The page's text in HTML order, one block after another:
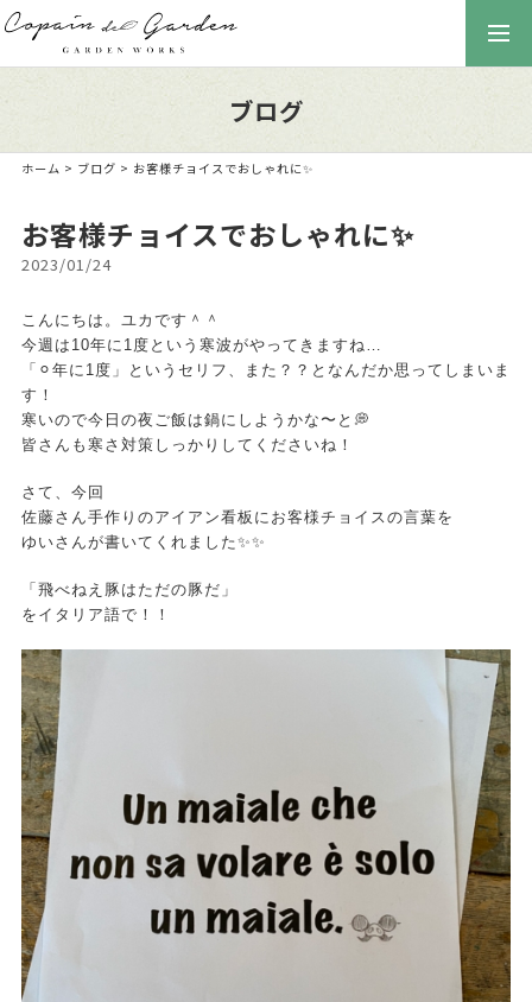
ブログ
ホーム > ブログ > お客様チョイスでおしゃれに✨
お客様チョイスでおしゃれに✨
2023/01/24
こんにちは。ユカです＾＾
今週は10年に1度という寒波がやってきますね…
「⚪︎年に1度」というセリフ、また？？となんだか思ってしまいま
す！
寒いので今日の夜ご飯は鍋にしようかな〜と💭
皆さんも寒さ対策しっかりしてくださいね！
さて、今回
佐藤さん手作りのアイアン看板にお客様チョイスの言葉を
ゆいさんが書いてくれました✨✨
「飛べねえ豚はただの豚だ」
をイタリア語で！！